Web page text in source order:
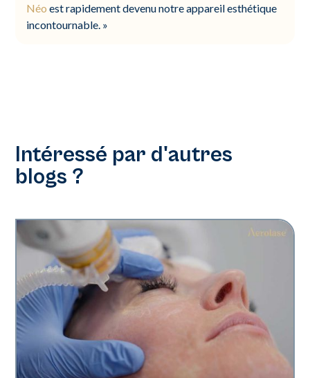
Néo est rapidement devenu notre appareil esthétique
incontournable. »
Intéressé par d'autres
blogs ?